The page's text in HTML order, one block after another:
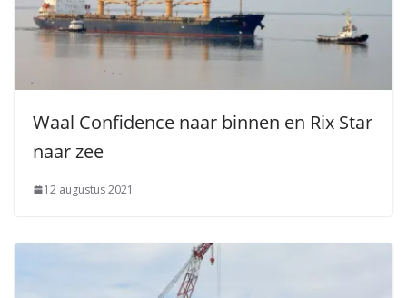
Waal Confidence naar binnen en Rix Star
naar zee
12 augustus 2021